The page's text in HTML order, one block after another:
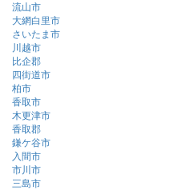
流山市
大網白里市
さいたま市
川越市
比企郡
四街道市
柏市
香取市
木更津市
香取郡
鎌ケ谷市
入間市
市川市
三島市